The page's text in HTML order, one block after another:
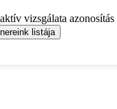
vizsgálata
listája